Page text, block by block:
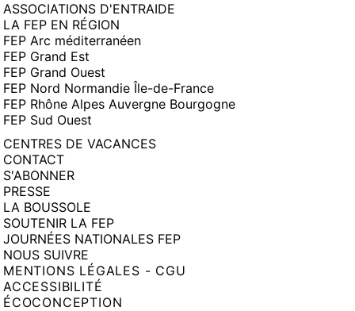
ASSOCIATIONS D'ENTRAIDE
LA FEP EN RÉGION
FEP Arc méditerranéen
FEP Grand Est
FEP Grand Ouest
FEP Nord Normandie Île-de-France
FEP Rhône Alpes Auvergne Bourgogne
FEP Sud Ouest
CENTRES DE VACANCES
CONTACT
S'ABONNER
PRESSE
LA BOUSSOLE
SOUTENIR LA FEP
JOURNÉES NATIONALES FEP
NOUS SUIVRE
MENTIONS LÉGALES - CGU
ACCESSIBILITÉ
ÉCOCONCEPTION